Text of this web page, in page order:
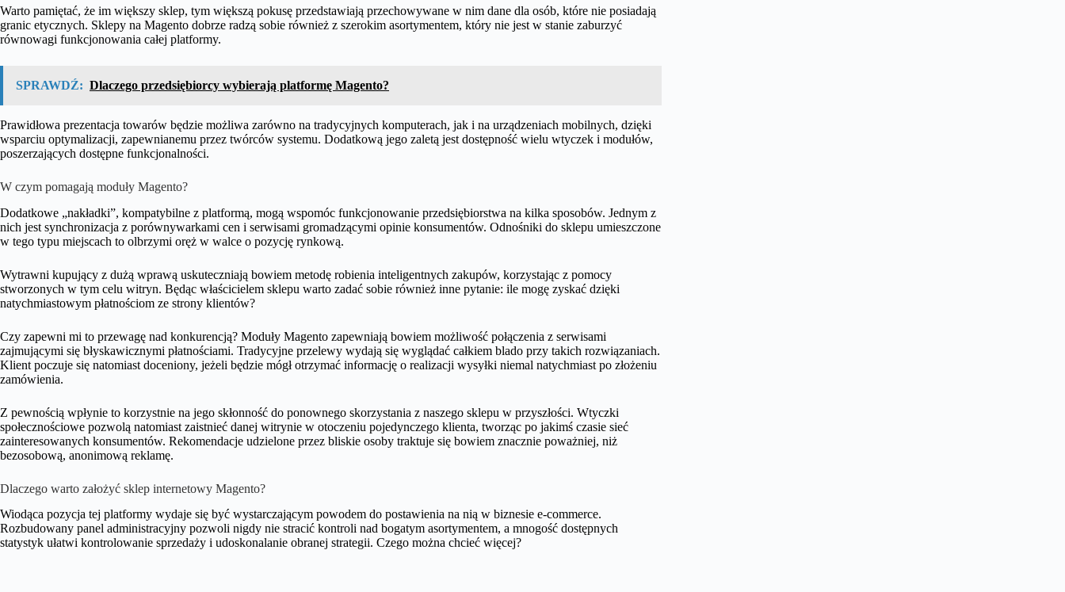
Warto pamiętać, że im większy sklep, tym większą pokusę przedstawiają przechowywane w nim dane dla osób, które nie posiadają
granic etycznych. Sklepy na Magento dobrze radzą sobie również z szerokim asortymentem, który nie jest w stanie zaburzyć
równowagi funkcjonowania całej platformy.
SPRAWDŹ: Dlaczego przedsiębiorcy wybierają platformę Magento?
Prawidłowa prezentacja towarów będzie możliwa zarówno na tradycyjnych komputerach, jak i na urządzeniach mobilnych, dzięki
wsparciu optymalizacji, zapewnianemu przez twórców systemu. Dodatkową jego zaletą jest dostępność wielu wtyczek i modułów,
poszerzających dostępne funkcjonalności.
W czym pomagają moduły Magento?
Dodatkowe „nakładki”, kompatybilne z platformą, mogą wspomóc funkcjonowanie przedsiębiorstwa na kilka sposobów. Jednym z
nich jest synchronizacja z porównywarkami cen i serwisami gromadzącymi opinie konsumentów. Odnośniki do sklepu umieszczone
w tego typu miejscach to olbrzymi oręż w walce o pozycję rynkową.
Wytrawni kupujący z dużą wprawą uskuteczniają bowiem metodę robienia inteligentnych zakupów, korzystając z pomocy
stworzonych w tym celu witryn. Będąc właścicielem sklepu warto zadać sobie również inne pytanie: ile mogę zyskać dzięki
natychmiastowym płatnościom ze strony klientów?
Czy zapewni mi to przewagę nad konkurencją? Moduły Magento zapewniają bowiem możliwość połączenia z serwisami
zajmującymi się błyskawicznymi płatnościami. Tradycyjne przelewy wydają się wyglądać całkiem blado przy takich rozwiązaniach.
Klient poczuje się natomiast doceniony, jeżeli będzie mógł otrzymać informację o realizacji wysyłki niemal natychmiast po złożeniu
zamówienia.
Z pewnością wpłynie to korzystnie na jego skłonność do ponownego skorzystania z naszego sklepu w przyszłości. Wtyczki
społecznościowe pozwolą natomiast zaistnieć danej witrynie w otoczeniu pojedynczego klienta, tworząc po jakimś czasie sieć
zainteresowanych konsumentów. Rekomendacje udzielone przez bliskie osoby traktuje się bowiem znacznie poważniej, niż
bezosobową, anonimową reklamę.
Dlaczego warto założyć sklep internetowy Magento?
Wiodąca pozycja tej platformy wydaje się być wystarczającym powodem do postawienia na nią w biznesie e-commerce.
Rozbudowany panel administracyjny pozwoli nigdy nie stracić kontroli nad bogatym asortymentem, a mnogość dostępnych
statystyk ułatwi kontrolowanie sprzedaży i udoskonalanie obranej strategii. Czego można chcieć więcej?